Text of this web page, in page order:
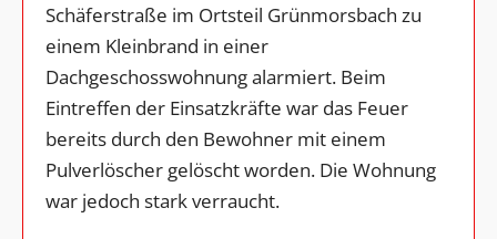
Schäferstraße im Ortsteil Grünmorsbach zu
einem Kleinbrand in einer
Dachgeschosswohnung alarmiert. Beim
Eintreffen der Einsatzkräfte war das Feuer
bereits durch den Bewohner mit einem
Pulverlöscher gelöscht worden. Die Wohnung
war jedoch stark verraucht.